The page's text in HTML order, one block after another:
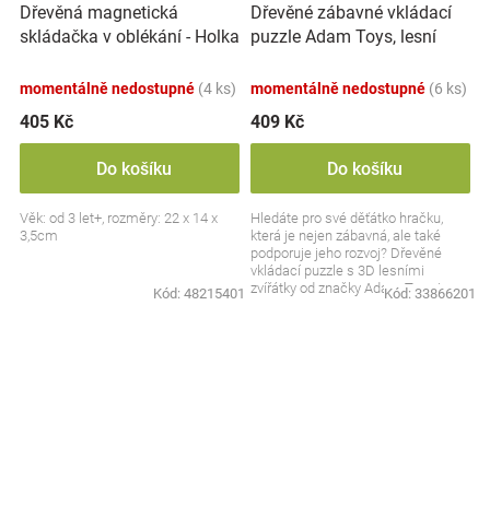
Dřevěná magnetická
skládačka v oblékání - Holka
momentálně nedostupné (4 ks)
405 Kč
Do košíku
Věk: od 3 let+, rozměry: 22 x 14 x
3,5cm
Kód: 48215401
Dřevěné zábavné vkládací
puzzle Adam Toys, lesní
momentálně nedostupné (6 ks)
409 Kč
Do košíku
Hledáte pro své děťátko hračku,
která je nejen zábavná, ale také
podporuje jeho rozvoj? Dřevěné
vkládací puzzle s 3D lesními
zvířátky od značky Adam Toys je
Kód: 33866201